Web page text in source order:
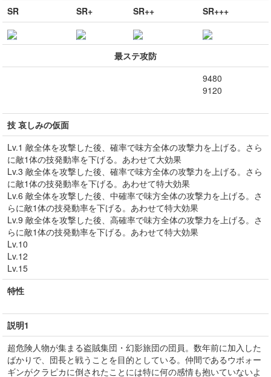
SR
SR+ SR++ SR+++
最ステ攻防
9480
9120
技 哀しみの仮面
Lv.1 敵全体を攻撃した後、確率で味方全体の攻撃力を上げる。さら
に敵1体の技発動率を下げる。あわせて大効果
Lv.3 敵全体を攻撃した後、確率で味方全体の攻撃力を上げる。さら
に敵1体の技発動率を下げる。あわせて特大効果
Lv.6 敵全体を攻撃した後、中確率で味方全体の攻撃力を上げる。さ
らに敵1体の技発動率を下げる。あわせて特大効果
Lv.9 敵全体を攻撃した後、高確率で味方全体の攻撃力を上げる。さ
らに敵1体の技発動率を下げる。あわせて特大効果
Lv.10
Lv.12
Lv.15
特性
説明1
超危険人物が集まる盗賊集団・幻影旅団の団員。数年前に加入した
ばかりで、団長と戦うことを目的としている。仲間であるウボォー
ギンがクラピカに倒されたことには特に何の感情も抱いていないよ